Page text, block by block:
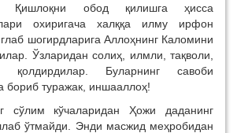
Қишлоқни обод қилишга ҳисса
охиригача халққа илму ирфон
шогирдларига Аллоҳнинг Каломини
Ўзларидан солиҳ, илмли, тақволи,
қолдирдилар. Буларнинг савоби
бориб туражак, иншааллоҳ!
сўлим кўчаларидан Ҳожи даданинг
ўтмайди. Энди масжид меҳробидан